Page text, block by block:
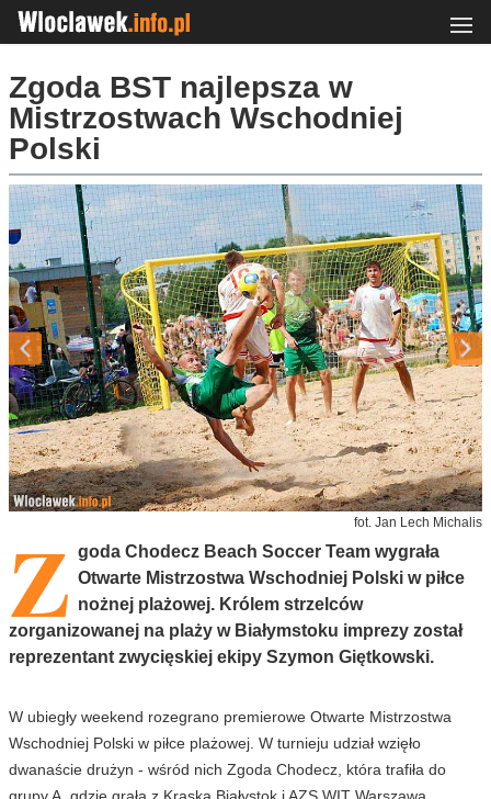
Zgoda BST najlepsza w
Mistrzostwach Wschodniej
Polski
fot. Jan Lech Michalis
Z goda Chodecz Beach Soccer Team wygrała
Otwarte Mistrzostwa Wschodniej Polski w piłce
nożnej plażowej. Królem strzelców
zorganizowanej na plaży w Białymstoku imprezy został
reprezentant zwycięskiej ekipy Szymon Giętkowski.
W ubiegły weekend rozegrano premierowe Otwarte Mistrzostwa
Wschodniej Polski w piłce plażowej. W turnieju udział wzięło
dwanaście drużyn - wśród nich Zgoda Chodecz, która trafiła do